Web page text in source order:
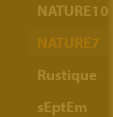
NATURE10
NATURE7
Rustique
sEptEm